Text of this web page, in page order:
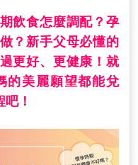
飲食怎麼調配？孕
？新手父母必懂的
更好、更健康！就
的美麗願望都能兌
！